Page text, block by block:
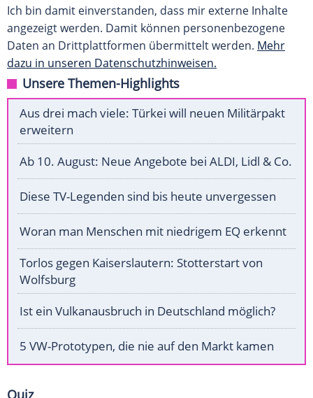
Ich bin damit einverstanden, dass mir externe Inhalte
angezeigt werden. Damit können personenbezogene
Daten an Drittplattformen übermittelt werden. Mehr
dazu in unseren Datenschutzhinweisen.
Unsere Themen-Highlights
Aus drei mach viele: Türkei will neuen Militärpakt
erweitern
Ab 10. August: Neue Angebote bei ALDI, Lidl & Co.
Diese TV-Legenden sind bis heute unvergessen
Woran man Menschen mit niedrigem EQ erkennt
Torlos gegen Kaiserslautern: Stotterstart von
Wolfsburg
Ist ein Vulkanausbruch in Deutschland möglich?
5 VW-Prototypen, die nie auf den Markt kamen